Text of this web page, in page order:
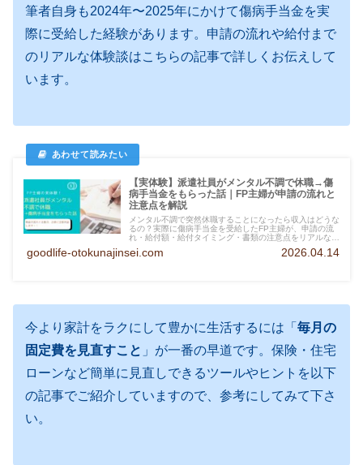
筆者自身も2024年〜2025年にかけて傷病手当金を実
際に受給した経験があります。申請の流れや給付まで
のリアルな体験談はこちらの記事で詳しくお伝えして
います。
【実体験】派遣社員がメンタル不調で休職→傷
病手当金をもらった話｜FP主婦が申請の流れと
注意点を解説
メンタル不調で突然休職することになったら収入はどうな
るの？実際に傷病手当金を受給したFP主婦が、申請の流
れ・給付額・給付タイミング・書類の注意点をリアルな体
goodlife-otokunajinsei.com 2026.04.14
今より家計をラクにして豊かに生活するには「 毎月の
固定費を見直すこと 」が一番の早道です。保険・住宅
ローンなど簡単に見直しできるツールやヒントを以下
の記事でご紹介していますので、参考にしてみて下さ
い。